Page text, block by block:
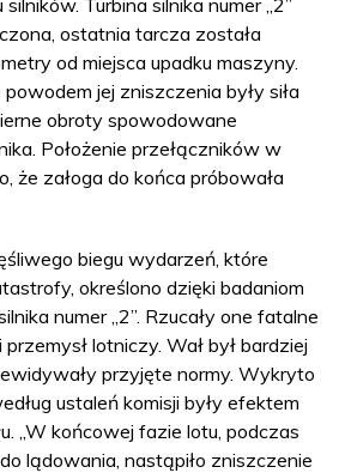
ostatnia tarcza została
od miejsca upadku maszyny.
powodem jej zniszczenia były siła
obroty spowodowane
Położenie przełączników w
że załoga do końca próbowała
biegu wydarzeń, które
określono dzięki badaniom
numer „2”. Rzucały one fatalne
lotniczy. Wał był bardziej
przyjęte normy. Wykryto
ustaleń komisji były efektem
„W końcowej fazie lotu, podczas
lądowania, nastąpiło zniszczenie